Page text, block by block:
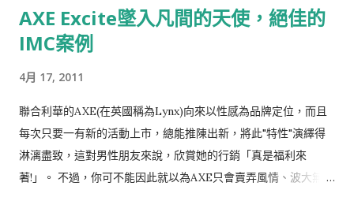
AXE Excite墜入凡間的天使，絕佳的
IMC案例
4月 17, 2011
聯合利華的AXE(在英國稱為Lynx)向來以性感為品牌定位，而且
每次只要一有新的活動上市，總能推陳出新，將此"特性"演繹得
淋漓盡致，這對男性朋友來說，欣賞她的行銷「真是福利來
著!」。 不過，你可不能因此就以為AXE只會賣弄風情、波大無